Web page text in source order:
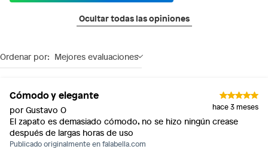
Ocultar todas las opiniones
Ordenar por: Mejores evaluaciones
Cómodo y elegante
por Gustavo O hace 3 meses
El zapato es demasiado cómodo, no se hizo ningún crease
después de largas horas de uso
Publicado originalmente enfalabella.com